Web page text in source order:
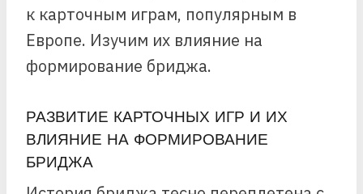
к карточным играм, популярным в
Европе. Изучим их влияние на
формирование бриджа.
РАЗВИТИЕ КАРТОЧНЫХ ИГР И ИХ
ВЛИЯНИЕ НА ФОРМИРОВАНИЕ
БРИДЖА